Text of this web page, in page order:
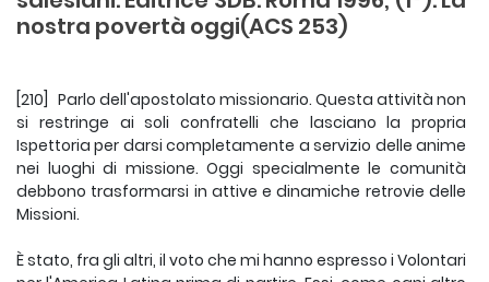
nostra povertà oggi(ACS 253)
[210] Parlo dell'apostolato missionario. Questa attività non
si restringe ai soli confratelli che lasciano la propria
Ispettoria per darsi completa­mente a servizio delle anime
nei luoghi di missione. Oggi special­mente le comunità
debbono trasformarsi in attive e dinamiche retrovie delle
Missioni.
È stato, fra gli altri, il voto che mi hanno espresso i Volontari